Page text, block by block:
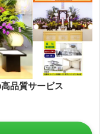
品質サービス